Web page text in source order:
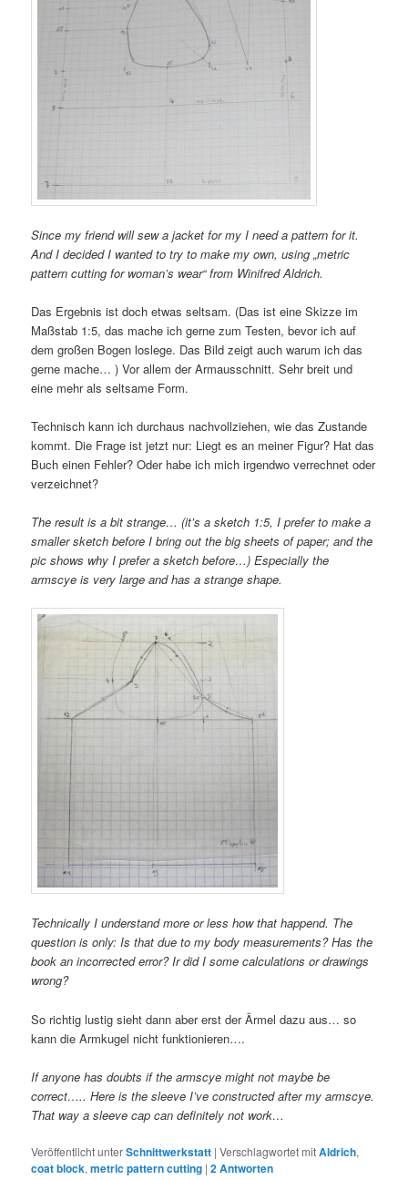
Since my friend will sew a jacket for my I need a pattern for it.
And I decided I wanted to try to make my own, using „metric
pattern cutting for woman’s wear“ from Winifred Aldrich.
Das Ergebnis ist doch etwas seltsam. (Das ist eine Skizze im
Maßstab 1:5, das mache ich gerne zum Testen, bevor ich auf
dem großen Bogen loslege. Das Bild zeigt auch warum ich das
gerne mache… ) Vor allem der Armausschnitt. Sehr breit und
eine mehr als seltsame Form.
Technisch kann ich durchaus nachvollziehen, wie das Zustande
kommt. Die Frage ist jetzt nur: Liegt es an meiner Figur? Hat das
Buch einen Fehler? Oder habe ich mich irgendwo verrechnet oder
verzeichnet?
The result is a bit strange… (it’s a sketch 1:5, I prefer to make a
smaller sketch before I bring out the big sheets of paper; and the
pic shows why I prefer a sketch before…) Especially the
armscye is very large and has a strange shape.
Technically I understand more or less how that happend. The
question is only: Is that due to my body measurements? Has the
book an incorrected error? Ir did I some calculations or drawings
wrong?
So richtig lustig sieht dann aber erst der Ärmel dazu aus… so
kann die Armkugel nicht funktionieren….
If anyone has doubts if the armscye might not maybe be
correct….. Here is the sleeve I’ve constructed after my armscye.
That way a sleeve cap can definitely not work…
Veröffentlicht unterSchnittwerkstatt |Verschlagwortet mitAldrich,
coat block,metric pattern cutting |2Antworten